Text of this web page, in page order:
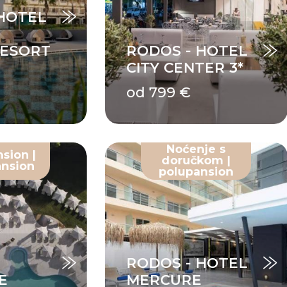
RODOS - HOTEL
CITY CENTER 3*
od 799 €
|
Noćenje s
doručkom |
polupansion
RODOS - HOTEL
MERCURE